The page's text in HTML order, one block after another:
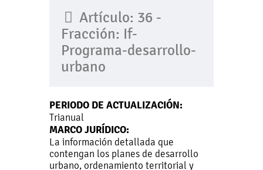
Artículo: 36 -
Fracción: If-
Programa-desarrollo-
urbano
PERIODO DE ACTUALIZACIÓN:
Trianual
MARCO JURÍDICO:
La información detallada que
contengan los planes de desarrollo
urbano, ordenamiento territorial y